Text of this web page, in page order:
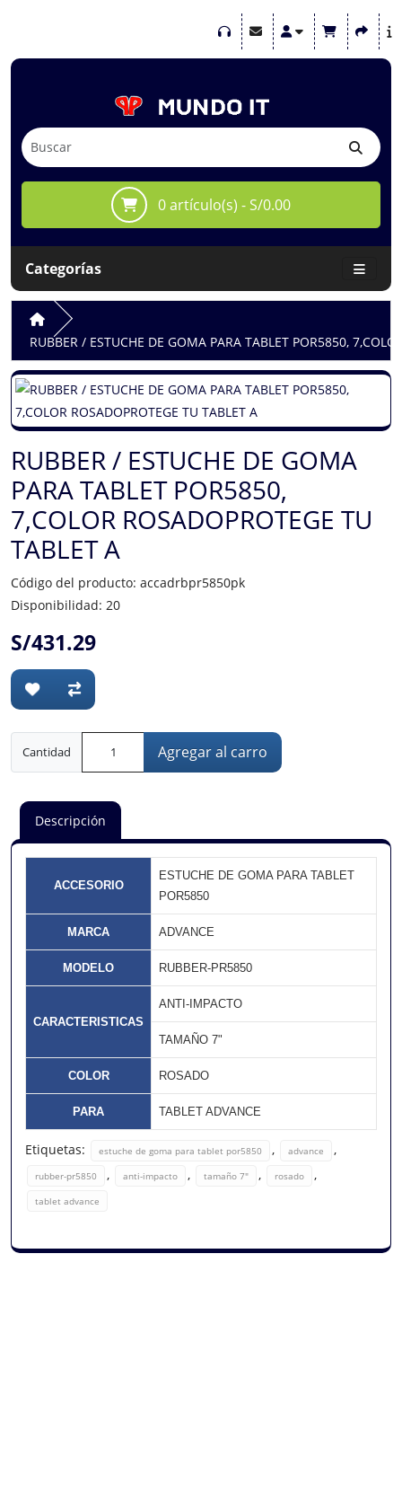
0 artículo(s) - S/0.00
Categorías
RUBBER / ESTUCHE DE GOMA PARA TABLET POR5850,
RUBBER / ESTUCHE DE GOMA
PARA TABLET POR5850,
7,COLOR ROSADOPROTEGE TU
TABLET A
Código del producto: accadrbpr5850pk
Disponibilidad: 20
S/431.29
Cantidad Agregar al carro
Descripción
ACCESORIO
ESTUCHE DE GOMA PARA TABLET
POR5850
MARCA ADVANCE
MODELO RUBBER-PR5850
CARACTERISTICAS
ANTI-IMPACTO
TAMAÑO 7"
COLOR ROSADO
PARA TABLET ADVANCE
Etiquetas: estuche de goma para tablet por5850 , advance ,
rubber-pr5850 , anti-impacto , tamaño 7" , rosado ,
tablet advance